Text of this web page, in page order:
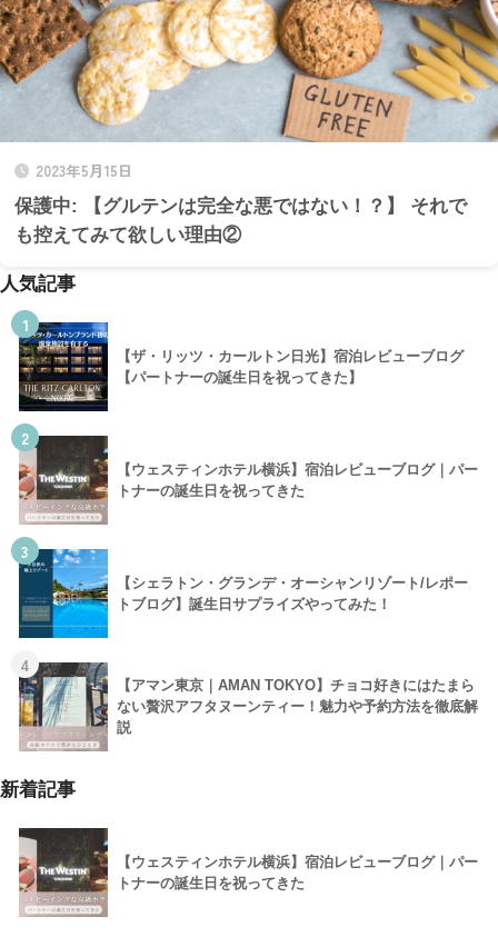
2023年5月15日
保護中: 【グルテンは完全な悪ではない！？】 それで
も控えてみて欲しい理由②
人気記事
1
【ザ・リッツ・カールトン日光】宿泊レビューブログ
【パートナーの誕生日を祝ってきた】
2
【ウェスティンホテル横浜】宿泊レビューブログ｜パー
トナーの誕生日を祝ってきた
3
【シェラトン・グランデ・オーシャンリゾート/レポー
トブログ】誕生日サプライズやってみた！
4
【アマン東京｜AMAN TOKYO】チョコ好きにはたまら
ない贅沢アフタヌーンティー！魅力や予約方法を徹底解
説
新着記事
【ウェスティンホテル横浜】宿泊レビューブログ｜パー
トナーの誕生日を祝ってきた